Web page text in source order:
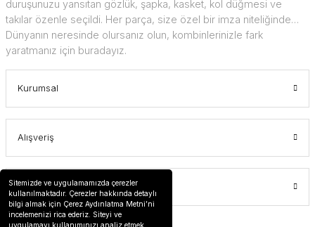
Sitemizde ve uygulamamızda çerezler
kullanılmaktadır. Çerezler hakkında detaylı
bilgi almak için Çerez Aydınlatma Metni’ni
incelemenizi rica ederiz. Siteyi ve
uygulamayı kullanımınızı analiz etmek,
duruşunuzu yansıtan gözlük, şapka, kasket, kol düğmesi ve
takılar özenle seçildi. Her parça, size özel bir imza niteliğinde…
Dünyanın neresinde olursanız olun, kombinlerinizle fark
yaratmanız için buradayız.
Kurumsal
Alışveriş
Üyelik